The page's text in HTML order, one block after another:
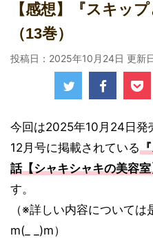
【感想】『スキッ
（13巻）
投稿日：2025年10月24日 更新
今回は2025年10月24日発
12月号に掲載されている
話【シャキシャキの美容
す。
（※詳しい内容について
m(_ _)m）